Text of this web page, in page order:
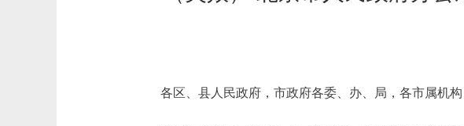
各区、县人民政府，市政府各委、办、局，各市属机构